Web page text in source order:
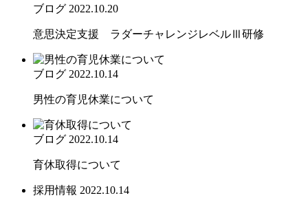
ブログ 2022.10.20
意思決定支援 ラダーチャレンジレベルⅢ研修
ブログ 2022.10.14
男性の育児休業について
ブログ 2022.10.14
育休取得について
採用情報 2022.10.14